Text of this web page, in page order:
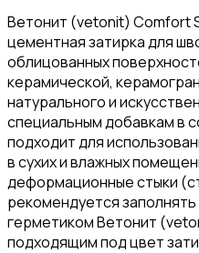
Ветонит (vetonit) Comfort
цементная затирка для
облицованных
керамической,
натурального и
специальным добавкам в
подходит для
в сухих и влажных
деформационные стыки
рекомендуется
герметиком Ветонит
подходящим под цвет